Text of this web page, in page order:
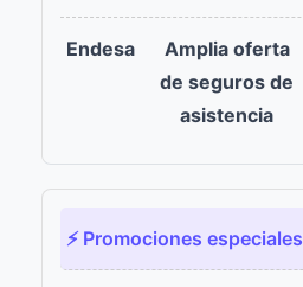
Amplia oferta
de seguros de
asistencia
⚡ Promociones especiales